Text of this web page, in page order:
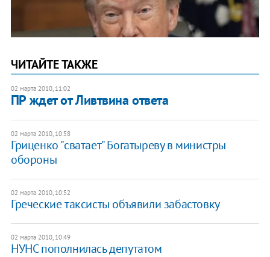
ЧИТАЙТЕ ТАКЖЕ
02 марта 2010, 11:02
ПР ждет от Ливтвина ответа
02 марта 2010, 10:58
Гриценко "сватает" Богатыреву в министры
обороны
02 марта 2010, 10:52
Греческие таксисты объявили забастовку
02 марта 2010, 10:49
НУНС пополнилась депутатом